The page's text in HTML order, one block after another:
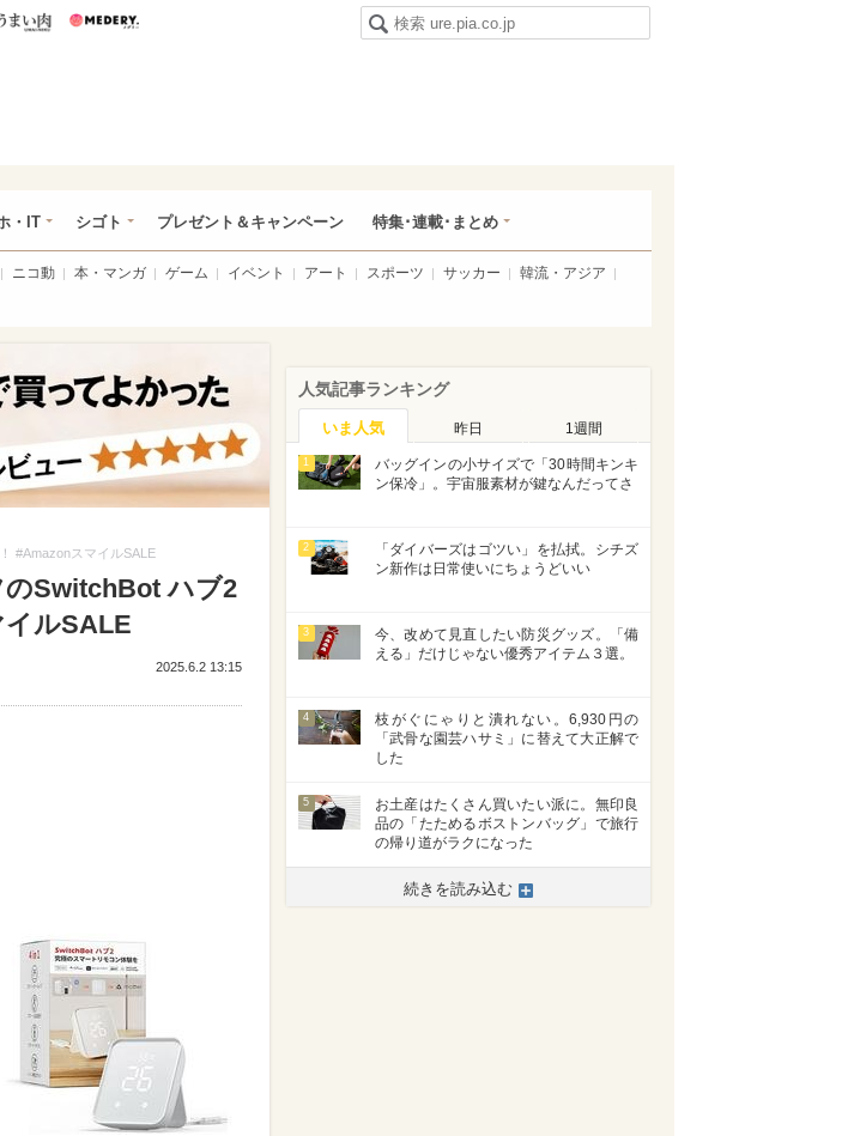
いパン うまい肉
・IT シゴト プレゼント＆キャンペーン 特集･連載･まとめ
ニコ動 本・マンガ ゲーム イベント アート スポーツ サッカー
韓流・アジア
#AmazonスマイルSALE
のSwitchBot ハブ2
ルSALE
2025.6.2 13:15
人気記事ランキング
いま人気 昨日 1週間
1
バッグインの小サイズで「30時間キンキ
ン保冷」。宇宙服素材が鍵なんだってさ
2
「ダイバーズはゴツい」を払拭。シチズ
ン新作は日常使いにちょうどいい
3
今、改めて見直したい防災グッズ。「備
える」だけじゃない優秀アイテム３選。
4
枝がぐにゃりと潰れない。6,930円の
「武骨な園芸ハサミ」に替えて大正解で
した
5
お土産はたくさん買いたい派に。無印良
品の「たためるボストンバッグ」で旅行
の帰り道がラクになった
続きを読み込む